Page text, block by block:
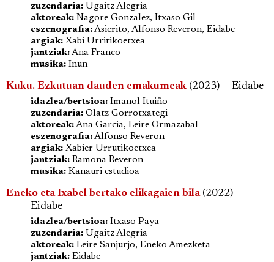
zuzendaria: Ugaitz Alegria
aktoreak: Nagore Gonzalez, Itxaso Gil
eszenografia:Asierito, Alfonso Reveron, Eidabe
argiak: Xabi Urritikoetxea
jantziak:Ana Franco
musika: Inun
Kuku. Ezkutuan dauden emakumeak (2023) — Eidabe
idazlea/bertsioa: Imanol Ituiño
zuzendaria: Olatz Gorrotxategi
aktoreak:Ana Garcia, Leire Ormazabal
eszenografia:Alfonso Reveron
argiak: Xabier Urrutikoetxea
jantziak: Ramona Reveron
musika: Kanauri estudioa
Eneko eta Ixabel bertako elikagaien bila(2022) —
Eidabe
idazlea/bertsioa: Itxaso Paya
zuzendaria: Ugaitz Alegria
aktoreak: Leire Sanjurjo, Eneko Amezketa
jantziak: Eidabe